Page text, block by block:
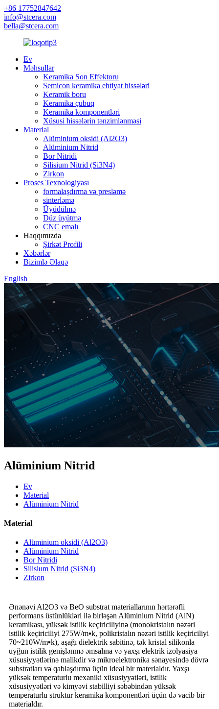
+86 17752847642
info@stcera.com
bella@stcera.com
Ev
Məhsullar
Keramika Son Effektoru
Semicon keramika ehtiyat hissələri
Keramik boru
Keramika çubuq
Keramika komponentləri
Xüsusi hissələrin tənzimlənməsi
Material
Alüminium oksidi (Al2O3)
Alüminium Nitrid
Bor Nitridi
Silisium Nitrid (Si3N4)
Zirkon
Proses Texnologiyası
formalaşdırma və presləmə
sinterləmə
Üyüdülmə
Düz üyütmə
CNC emalı
Haqqımızda
Şirkət Profili
Xəbərlər
Bizimlə Əlaqə
English
Alüminium Nitrid
Ev
Material
Alüminium Nitrid
Material
Alüminium oksidi (Al2O3)
Alüminium Nitrid
Bor Nitridi
Silisium Nitrid (Si3N4)
Zirkon
Ənənəvi Al2O3 və BeO substrat materiallarının hərtərəfli
performans üstünlükləri ilə birləşən Alüminium Nitrid (AlN)
keramikası, yüksək istilik keçiriciliyinə (monokristalın nəzəri
istilik keçiriciliyi 275W/m▪k, polikristalın nəzəri istilik keçiriciliyi
70~210W/m▪k), aşağı dielektrik sabitinə, tək kristal silikonla
uyğun istilik genişlənmə əmsalına və yaxşı elektrik izolyasiya
xüsusiyyətlərinə malikdir və mikroelektronika sənayesində dövrə
substratları və qablaşdırma üçün ideal bir materialdır. Yaxşı
yüksək temperaturlu mexaniki xüsusiyyətləri, istilik
xüsusiyyətləri və kimyəvi stabilliyi səbəbindən yüksək
temperaturlu struktur keramika komponentləri üçün də vacib bir
materialdır.